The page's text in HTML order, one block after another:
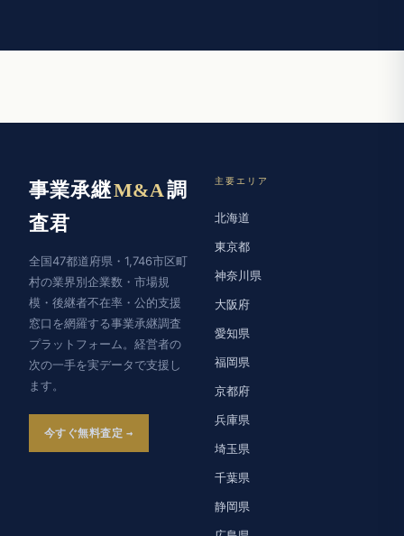
事業承継M&A調
査君
全国47都道府県・1,746市区町
村の業界別企業数・市場規
模・後継者不在率・公的支援
窓口を網羅する事業承継調査
プラットフォーム。経営者の
次の一手を実データで支援し
ます。
今すぐ無料査定
主要エリア
北海道
東京都
神奈川県
大阪府
愛知県
福岡県
京都府
兵庫県
埼玉県
千葉県
静岡県